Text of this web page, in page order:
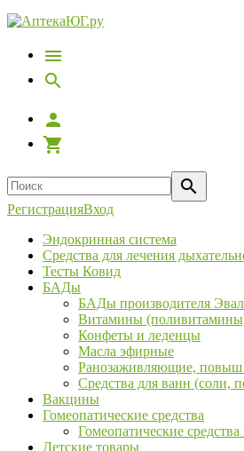
РегистрацияВход
Эндокринная система
Средства для лечения
Тесты Ковид
БАДы
БАДы производителя
Витамины
Конфеты и леденцы
Масла эфирные
Ранозаживляющие, повыш
Средства для ванн (соли,
Вакцины
Гомеопатические средства
Гомеопатические
Детские товары